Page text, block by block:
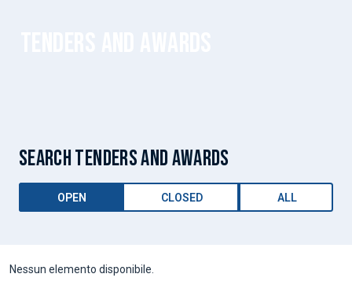
SEARCH TENDERS AND AWARDS
OPEN CLOSED ALL
Nessun elemento disponibile.